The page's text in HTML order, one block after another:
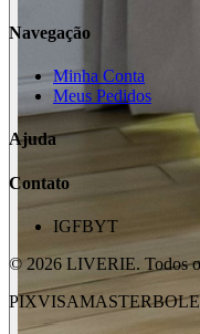
Navegação
Minha Conta
Meus Pedidos
Ajuda
Contato
IGFBYT
© 2026 LIVERIE. Todos
PIXVISAMASTER